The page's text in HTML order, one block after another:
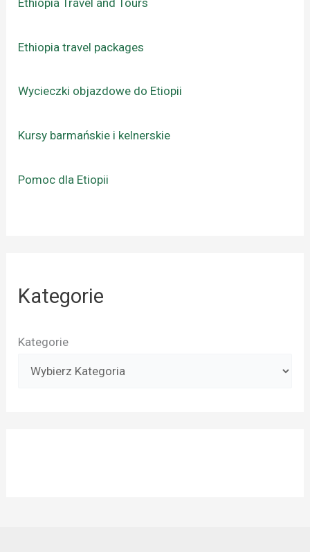
Ethiopia travel packages
Wycieczki objazdowe do Etiopii
Kursy barmańskie i kelnerskie
Pomoc dla Etiopii
Kategorie
Kategorie